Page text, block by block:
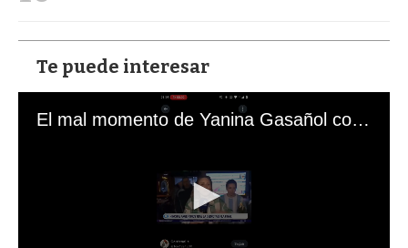
Te puede interesar
El mal momento de Yanina Gasañol con un hincha argentino en "Subrayado"